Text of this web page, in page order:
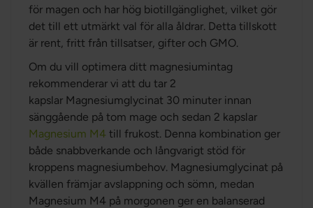
för magen och har hög biotillgänglighet, vilket gör
det till ett utmärkt val för alla åldrar. Detta tillskott
är rent, fritt från tillsatser, gifter och GMO.
Om du vill optimera ditt magnesiumintag
rekommenderar vi att du tar 2
kapslar Magnesiumglycinat 30 minuter innan
sänggående på tom mage och sedan 2 kapslar
Magnesium M4 till frukost. Denna kombination ger
både snabbverkande och långvarigt stöd för
kroppens magnesiumbehov. Magnesiumglycinat på
kvällen främjar avslappning och sömn, medan
Magnesium M4 på morgonen ger en balanserad